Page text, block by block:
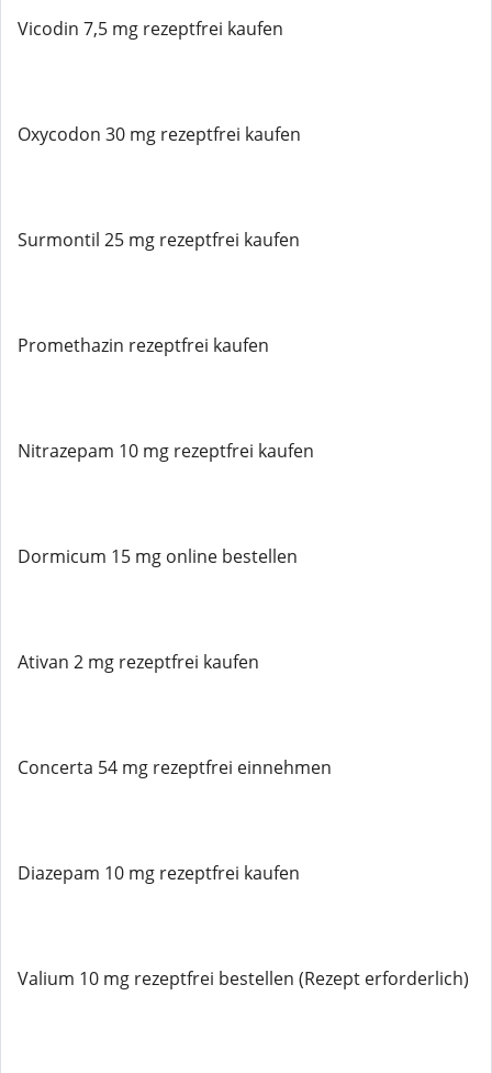
Vicodin 7,5 mg rezeptfrei kaufen
Oxycodon 30 mg rezeptfrei kaufen
Surmontil 25 mg rezeptfrei kaufen
Promethazin rezeptfrei kaufen
Nitrazepam 10 mg rezeptfrei kaufen
Dormicum 15 mg online bestellen
Ativan 2 mg rezeptfrei kaufen
Concerta 54 mg rezeptfrei einnehmen
Diazepam 10 mg rezeptfrei kaufen
Valium 10 mg rezeptfrei bestellen (Rezept erforderlich)